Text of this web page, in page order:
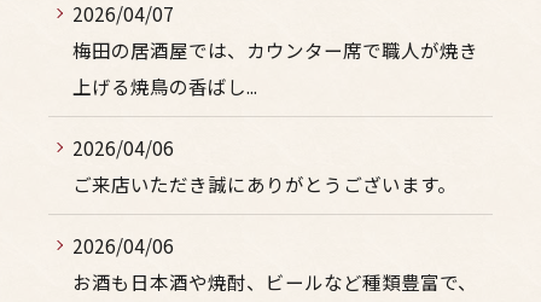
2026/04/07
梅田の居酒屋では、カウンター席で職人が焼き
上げる焼鳥の香ばし...
2026/04/06
ご来店いただき誠にありがとうございます。
2026/04/06
お酒も日本酒や焼酎、ビールなど種類豊富で、